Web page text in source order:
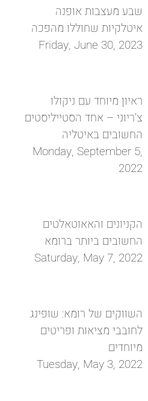
שבע מעצבות אופנה
איטלקיות שחוללו מהפכה
Friday, June 30, 2023
ראיון מיוחד עם ניקולו
צ'ריוני – אחד הסטייליסטים
החשובים באיטליה
Monday, September 5,
2022
הקניונים והאאוטאלטים
החשובים ביותר ברומא
Saturday, May 7, 2022
השווקים של רומא: שופינג
לחובבי מציאות ופריטים
מיוחדים
Tuesday, May 3, 2022